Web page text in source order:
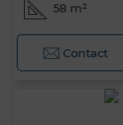
58 m²
Contact